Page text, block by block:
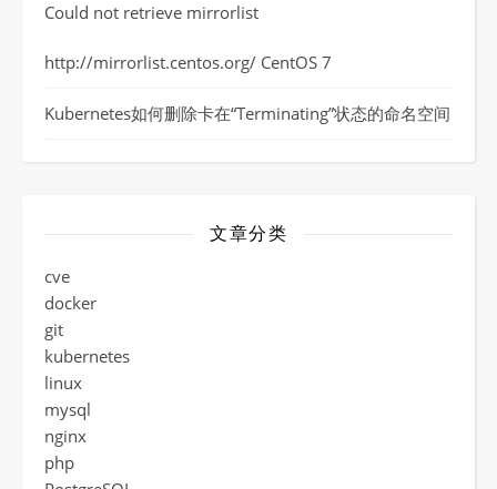
Could not retrieve mirrorlist
http://mirrorlist.centos.org/ CentOS 7
Kubernetes如何删除卡在“Terminating”状态的命名空间
文章分类
cve
docker
git
kubernetes
linux
mysql
nginx
php